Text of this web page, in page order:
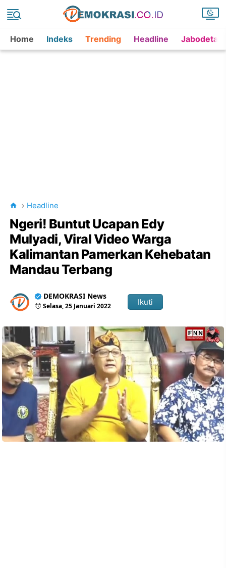
Home Indeks Trending Headline
Headline
Ngeri! Buntut Ucapan Edy
Mulyadi, Viral Video Warga
Kalimantan Pamerkan Kehebatan
Mandau Terbang
DEMOKRASI News
Selasa, 25 Januari 2022 Ikuti